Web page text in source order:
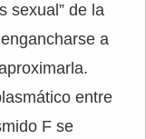
sexual” de la
a
entre
F se